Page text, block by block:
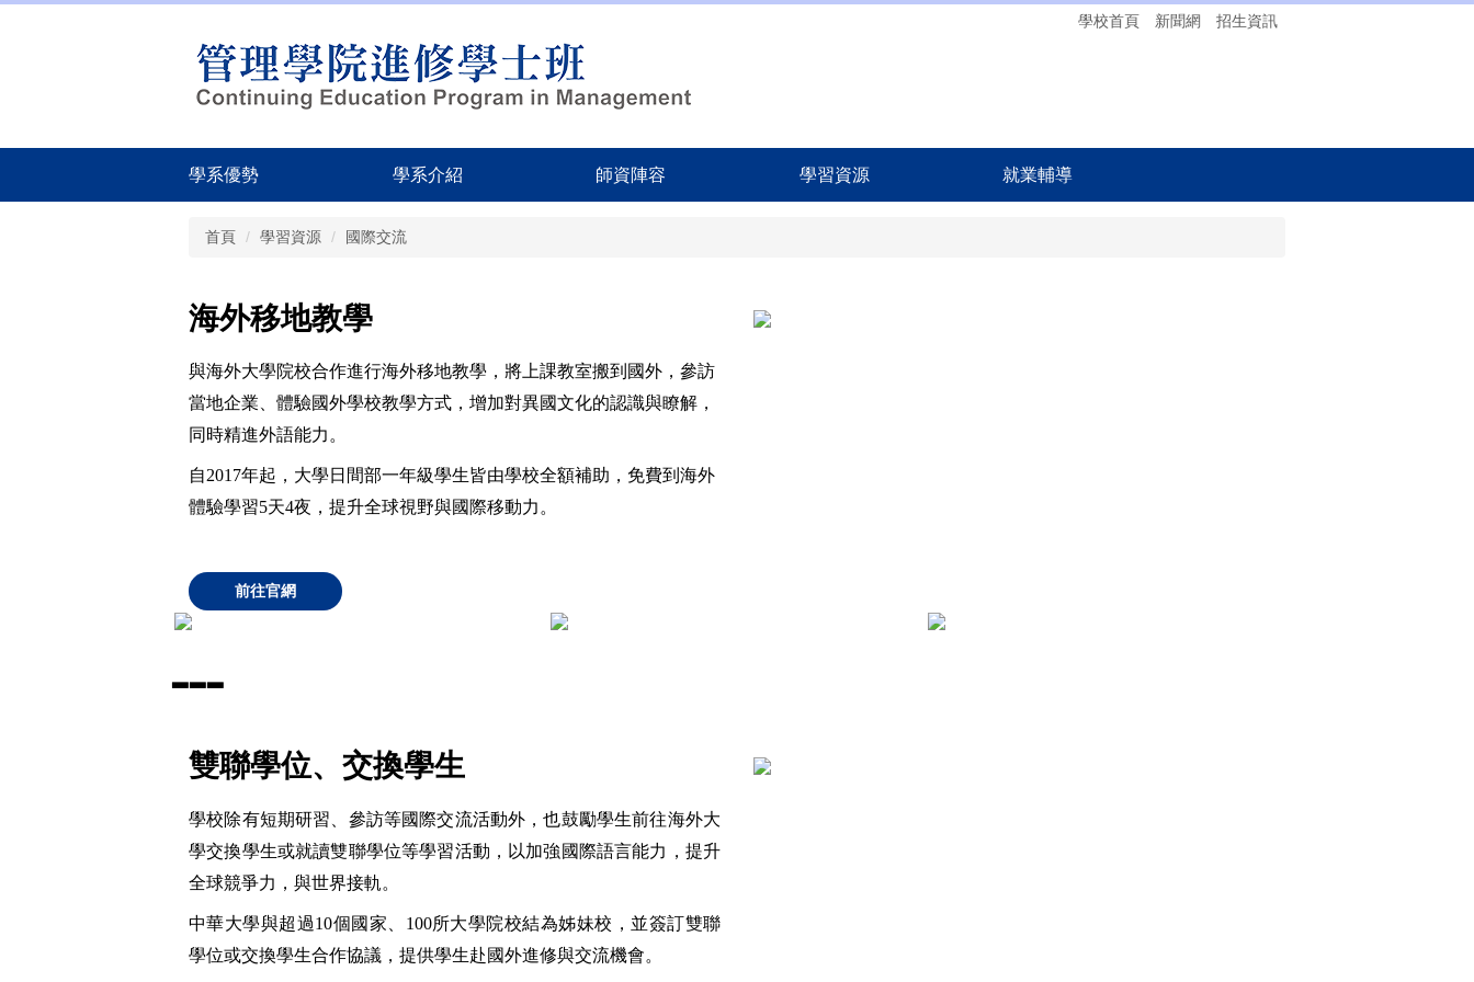
學校首頁 新聞網 招生資訊
學系優勢 學系介紹 師資陣容 學習資源 就業輔導
首頁 學習資源 國際交流
海外移地教學
與海外大學院校合作進行海外移地教學， 將上課教室搬到國外，參訪
當地企業、體驗國外學校教學方式，增加對異國文化的認識與瞭解，
同時精進外語能力。
自2017年起，大學日間部一年級學生皆由學校全額補助，免費到海外
體驗學習5天4夜，提升全球視野與國際移動力。
前往官網
▃▃▃
雙聯學位、交換學生
學校除有短期研習、參訪等國際交流活動外，也鼓勵學生前往海外大
學交換學生或就讀雙聯學位等學習活動，以加強國際語言能力，提升
全球競爭力，與世界接軌。
中華大學與超過10個國家、100所大學院校結為姊妹校，並簽訂雙聯
學位或交換學生合作協議，提供學生赴國外進修與交流機會。